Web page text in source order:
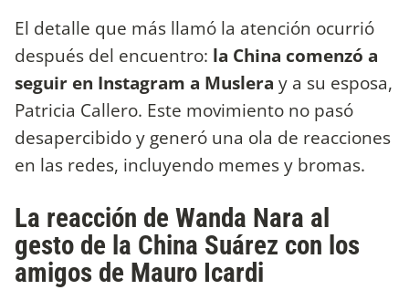
El detalle que más llamó la atención ocurrió
después del encuentro: la China comenzó a
seguir en Instagram a Muslera y a su esposa,
Patricia Callero. Este movimiento no pasó
desapercibido y generó una ola de reacciones
en las redes, incluyendo memes y bromas.
La reacción de Wanda Nara al
gesto de la China Suárez con los
amigos de Mauro Icardi